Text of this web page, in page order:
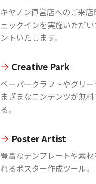
キヤノン直営店へのご来
ェックインを実施いただ
ントいたします。
Creative Park
ペーパークラフトやグリ
まざまなコンテンツが無
る。
Poster Artist
豊富なテンプレートや素
れるポスター作成ツール。